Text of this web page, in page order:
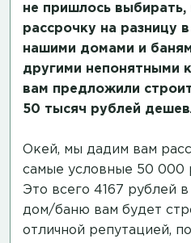
не пришлось
рассрочку на разницу
нашими домами и
другими непонятными
вам предложили
50 тысяч рублей
Окей, мы дадим вам
самые условные 50 000
Это всего 4167 рублей
дом/баню вам будет
отличной репутацией,